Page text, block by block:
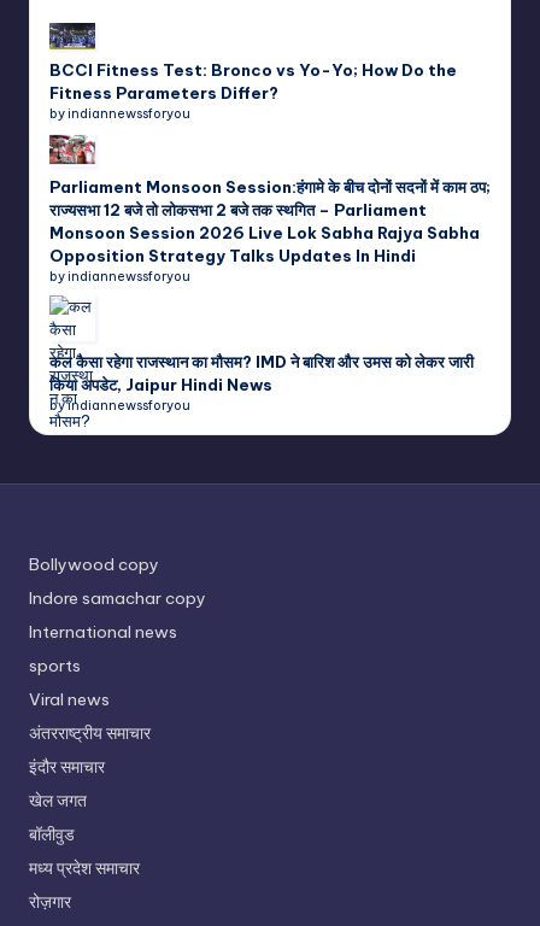
BCCI Fitness Test: Bronco vs Yo-Yo; How Do the
Fitness Parameters Differ?
by indiannewssforyou
Parliament Monsoon Session:हंगामे के बीच दोनों सदनों में काम ठप;
राज्यसभा 12 बजे तो लोकसभा 2 बजे तक स्थगित – Parliament
Monsoon Session 2026 Live Lok Sabha Rajya Sabha
Opposition Strategy Talks Updates In Hindi
by indiannewssforyou
कल कैसा रहेगा राजस्थान का मौसम? IMD ने बारिश और उमस को लेकर जारी
किया अपडेट, Jaipur Hindi News
by indiannewssforyou
Bollywood copy
Indore samachar copy
International news
sports
Viral news
अंतरराष्ट्रीय समाचार
इंदौर समाचार
खेल जगत
बॉलीवुड
मध्य प्रदेश समाचार
रोज़गार